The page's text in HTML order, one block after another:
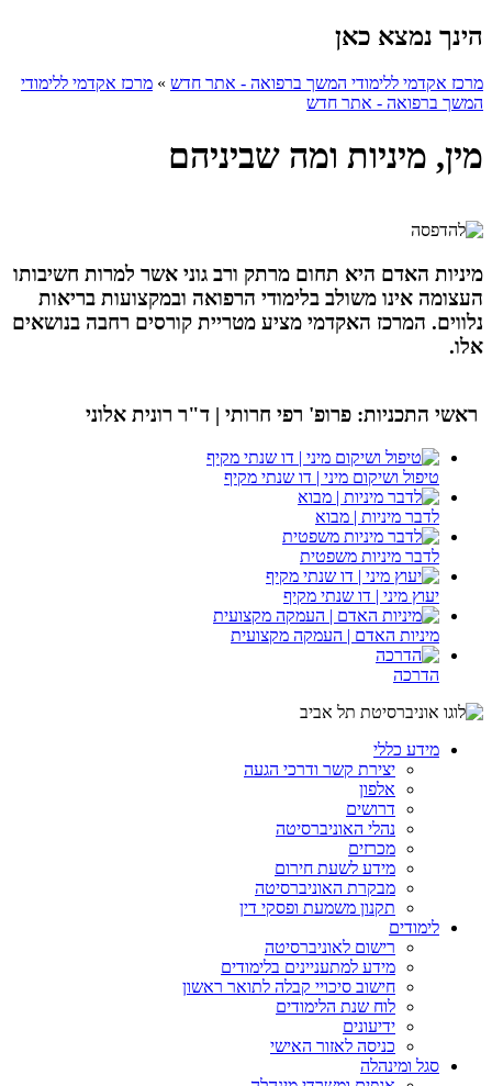
הינך נמצא כאן
מרכז אקדמי ללימודי המשך ברפואה - אתר חדש » מרכז אקדמי ללימודי
המשך ברפואה - אתר חדש
מין, מיניות ומה שביניהם
מיניות האדם היא תחום מרתק ורב גוני אשר למרות חשיבותו
העצומה אינו משולב בלימודי הרפואה ובמקצועות בריאות
נלווים. המרכז האקדמי מציע מטריית קורסים רחבה בנושאים
אלו.
ראשי התכניות: פרופ' רפי חרותי | ד"ר רונית אלוני
טיפול ושיקום מיני | דו שנתי מקיף
לדבר מיניות | מבוא
לדבר מיניות משפטית
יעוץ מיני | דו שנתי מקיף
מיניות האדם | העמקה מקצועית
הדרכה
מידע כללי
יצירת קשר ודרכי הגעה
אלפון
דרושים
נהלי האוניברסיטה
מכרזים
מידע לשעת חירום
מבקרת האוניברסיטה
תקנון משמעת ופסקי דין
לימודים
רישום לאוניברסיטה
מידע למתעניינים בלימודים
חישוב סיכויי קבלה לתואר ראשון
לוח שנת הלימודים
ידיעונים
כניסה לאזור האישי
סגל ומינהלה